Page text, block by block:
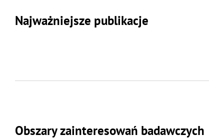
Najważniejsze publikacje
Obszary zainteresowań badawczych